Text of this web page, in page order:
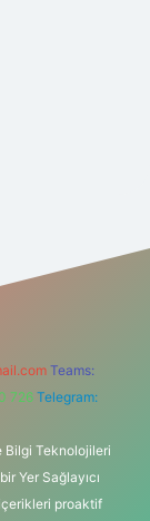
Teams:
726 Telegram:
Bilgi Teknolojileri
Yer Sağlayıcı
proaktif